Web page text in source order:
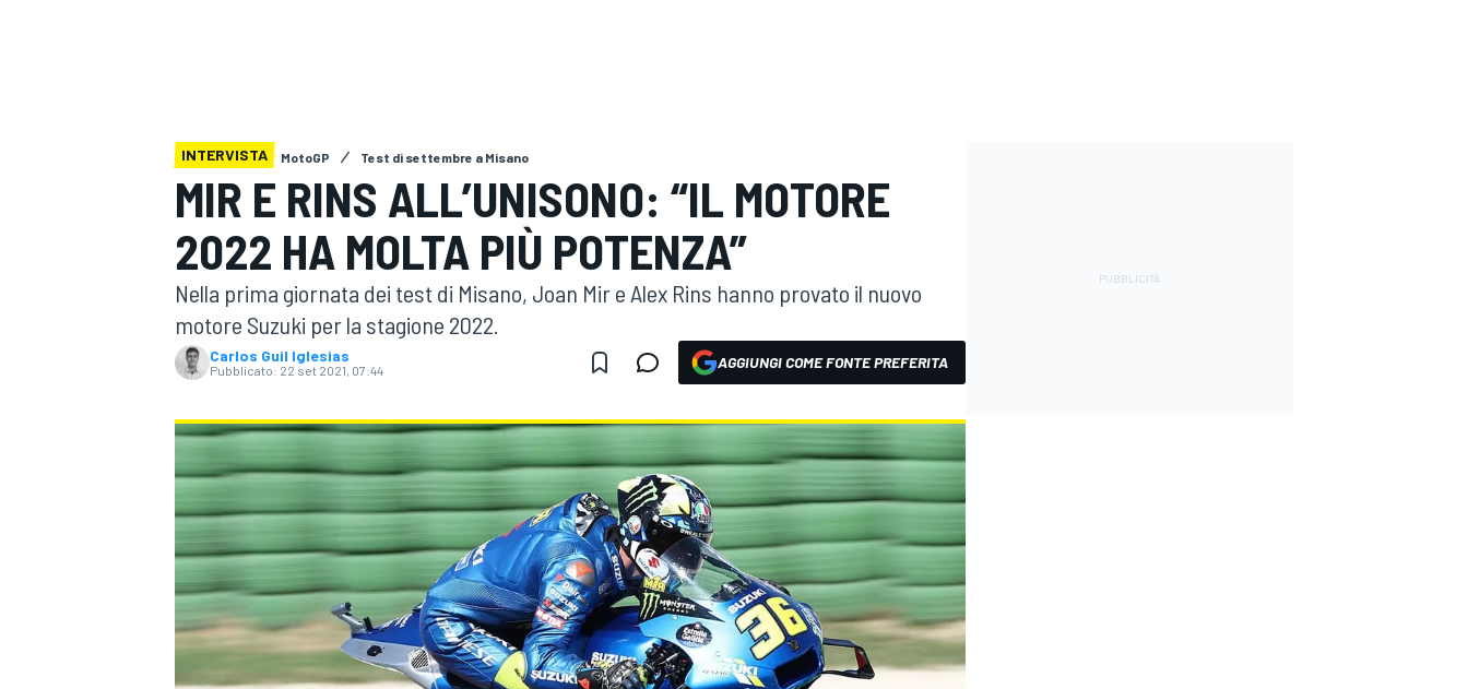
WRC
INTERVISTA MotoGP Test di settembre a Misano
MIR E RINS ALL’UNISONO: “IL MOTORE
2022 HA MOLTA PIÙ POTENZA”
Nella prima giornata dei test di Misano, Joan Mir e Alex Rins hanno provato il nuovo
motore Suzuki per la stagione 2022.
Carlos Guil Iglesias
Pubblicato: 22 set 2021, 07:44 AGGIUNGI COME FONTE PREFERITA